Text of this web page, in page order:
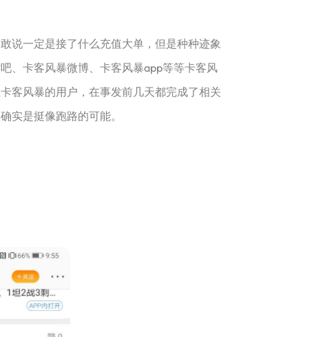
一定是接了什么充值大单，但是种种迹象
、卡客风暴微博、卡客风暴app等等卡客风
客风暴的用户，在事发前几天都完成了相关
实是挺像跑路的可能。